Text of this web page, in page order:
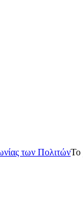
των ΠολιτώνΤο